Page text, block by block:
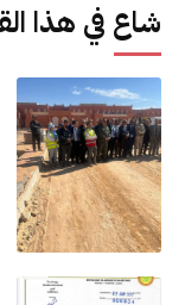
شاع في هذا